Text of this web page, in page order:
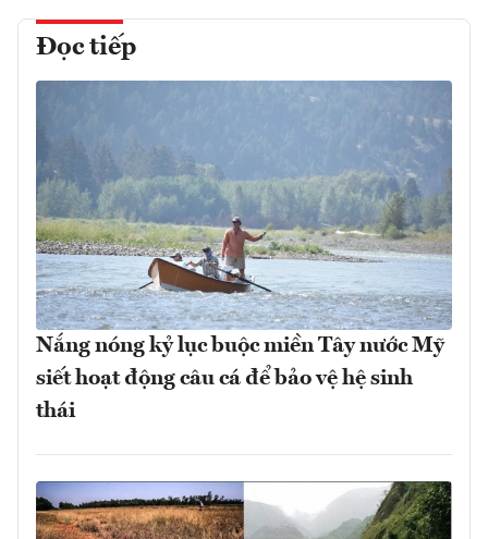
Đọc tiếp
Nắng nóng kỷ lục buộc miền Tây nước Mỹ
siết hoạt động câu cá để bảo vệ hệ sinh
thái